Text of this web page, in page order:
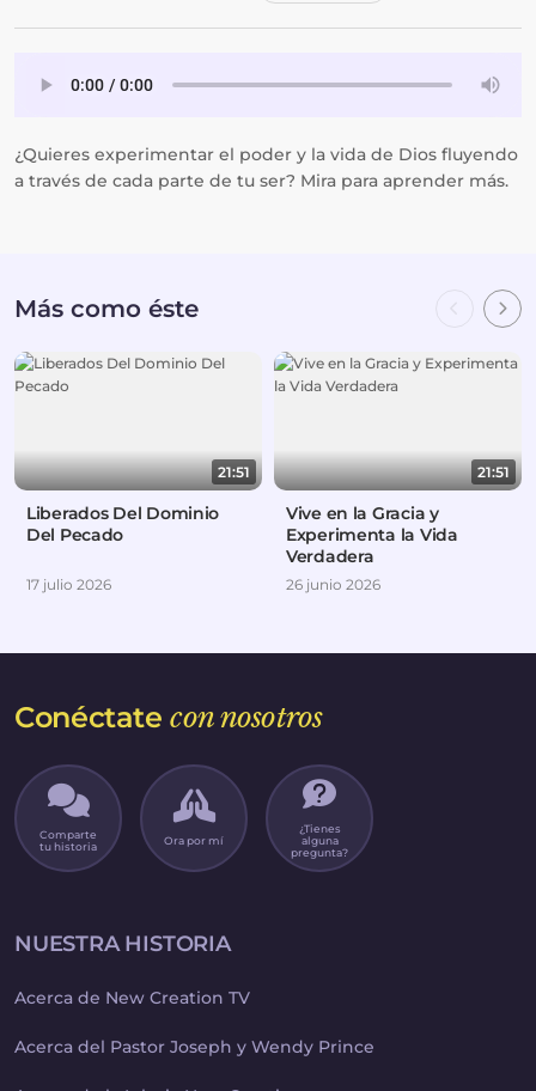
¿Quieres experimentar el poder y la vida de Dios fluyendo
a través de cada parte de tu ser? Mira para aprender más.
Más como éste
21:51
Liberados Del Dominio
Del Pecado
17 julio 2026
21:51
Vive en la Gracia y
Experimenta la Vida
Verdadera
26 junio 2026
Conéctatecon nosotros
Comparte
tu historia
Ora por mí
¿Tienes
alguna
pregunta?
NUESTRA HISTORIA
Acerca de New Creation TV
Acerca del Pastor Joseph y Wendy Prince